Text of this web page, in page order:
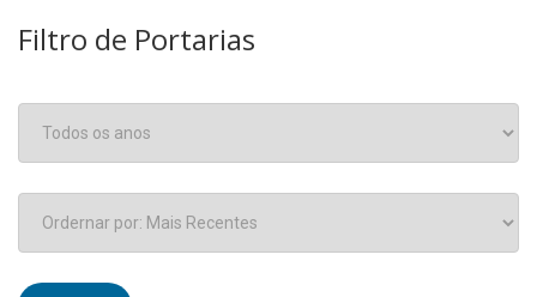
Filtro de Portarias